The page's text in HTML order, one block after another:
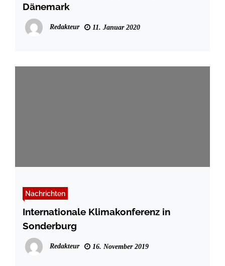
Dänemark
Redakteur 11. Januar 2020
Nachrichten
Internationale Klimakonferenz in
Sonderburg
Redakteur 16. November 2019